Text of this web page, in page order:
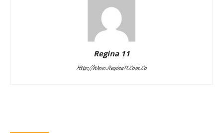
Regina 11
Http://www.regina11.com.co